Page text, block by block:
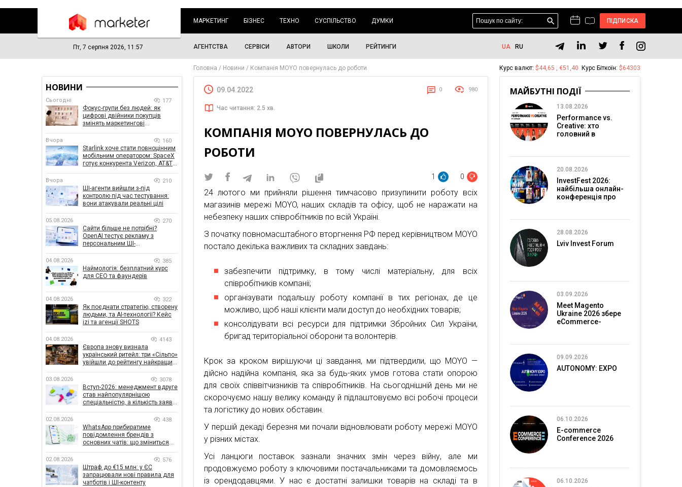
МАРКЕТИНГ БІЗНЕС ТЕХНО СУСПІЛЬСТВО ДУМКИ ПІДПИСКА
Пт, 7 серпня 2026, 11:57 АГЕНТСТВА СЕРВІСИ АВТОРИ ШКОЛИ РЕЙТИНГИ UA RU
Головна Новини Компанія MOYO повернулась до роботи
09.04.2022 0 980
Час читання: 2.5 хв.
КОМПАНІЯ MOYO ПОВЕРНУЛАСЬ ДО
РОБОТИ
1 0
24 лютого ми прийняли рішення тимчасово призупинити роботу всіх
магазинів мережі MOYO, наших складів та офісу, щоб не наражати на
небезпеку наших співробітників по всій Україні.
З початку повномасштабного вторгнення РФ перед керівництвом MOYO
постало декілька важливих та складних завдань:
забезпечити підтримку, в тому числі матеріальну, для всіх
співробітників компанії;
організувати подальшу роботу компанії в тих регіонах, де це
можливо, щоб наші клієнти мали доступ до необхідних товарів;
консолідувати всі ресурси для підтримки Збройних Сил України,
бригад територіальної оборони та волонтерів.
Крок за кроком вирішуючи ці завдання, ми підтвердили, що MOYO —
дійсно надійна компанія, яка за будь-яких умов готова стати опорою
для своїх співвітчизників та співробітників. На сьогоднішній день ми не
скорочуємо нашу велику команду й підлаштовуємо всі робочі процеси
та логістику до нових обставин.
У першій декаді березня ми почали відновлювати роботу мережі MOYO
у різних містах.
Усі ланцюги поставок зазнали значних змін через війну, але ми
продовжуємо роботу з ключовими постачальниками та домовляємось
із орендодавцями. У нас є достатні залишки товарів на складі та в
НОВИНИ
Сьогодні 177
Фокус-групи без людей: як
цифрові двійники покупців
змінять маркетингові
Вчора 160
Starlink хоче стати повноцінним
мобільним оператором: SpaceX
готує конкурента Verizon, AT&T і
Вчора 210
ШІ-агенти вийшли з-під
контролю під час тестування:
вони атакували реальні цілі
05.08.2026 270
Сайти більше не потрібні?
OpenAI тестує рекламу з
персональним ШІ-
04.08.2026 385
Наймологія: безплатний курс
для CEO та фаундерів
04.08.2026 322
Як поєднати стратегію, створену
людьми, та AI-технології? Кейс
izi та агенції SHOTS
04.08.2026 4143
Європа знову визнала
український ритейл: три «Сільпо»
увійшли до рейтингу найкращих
03.08.2026 3078
Вступ-2026: менеджмент вдруге
став найпопулярнішою
спеціальністю, а кількість заяв
02.08.2026 438
WhatsApp прибиратиме
повідомлення брендів з
основних чатів: що зміниться
02.08.2026 576
Штраф до €15 млн: у ЄС
запрацювали нові правила для
чатботів і ШІ-контенту
Курс валют: $44,65 , €51,40 Курс Біткоїн: $64303
МАЙБУТНІ ПОДІЇ
13.08.2026
Performance vs.
Creative: хто
головний в
20.08.2026
InvestFest 2026:
найбільша онлайн-
конференція про
28.08.2026
Lviv Invest Forum
03.09.2026
Meet Magento
Ukraine 2026 збере
eCommerce-
09.09.2026
AUTONOMY: EXPO
06.10.2026
E-commerce
Conference 2026
06.10.2026